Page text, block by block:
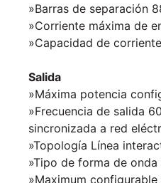
»Barras de separación
»Corriente máxima de
»Capacidad de
Salida
»Máxima potencia
»Frecuencia de salida
sincronizada a red
»Topología Línea
»Tipo de forma de onda
»Maximum